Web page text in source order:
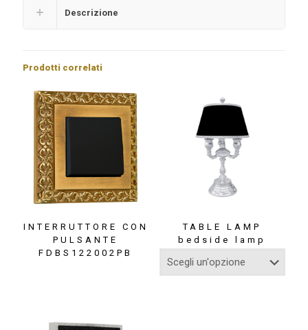
Descrizione
Prodotti correlati
INTERRUTTORE CON
PULSANTE
FDBS122002PB
TABLE LAMP
bedside lamp